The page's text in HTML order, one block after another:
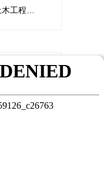
社会保障法学在职研究生对谁有用？有什么实际用处？
北京航空航天大学生物与医学工程学院咋样？就业率？
力？
少？
业难吗？